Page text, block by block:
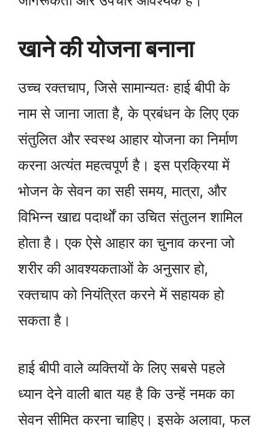
खाने की योजना बनाना
उच्च रक्तचाप, जिसे सामान्यतः हाई बीपी के
नाम से जाना जाता है, के प्रबंधन के लिए एक
संतुलित और स्वस्थ आहार योजना का निर्माण
करना अत्यंत महत्वपूर्ण है। इस प्रक्रिया में
भोजन के सेवन का सही समय, मात्रा, और
विभिन्न खाद्य पदार्थों का उचित संतुलन शामिल
होता है। एक ऐसे आहार का चुनाव करना जो
शरीर की आवश्यकताओं के अनुसार हो,
रक्तचाप को नियंत्रित करने में सहायक हो
सकता है।
हाई बीपी वाले व्यक्तियों के लिए सबसे पहले
ध्यान देने वाली बात यह है कि उन्हें नमक का
सेवन सीमित करना चाहिए। इसके अलावा, फल